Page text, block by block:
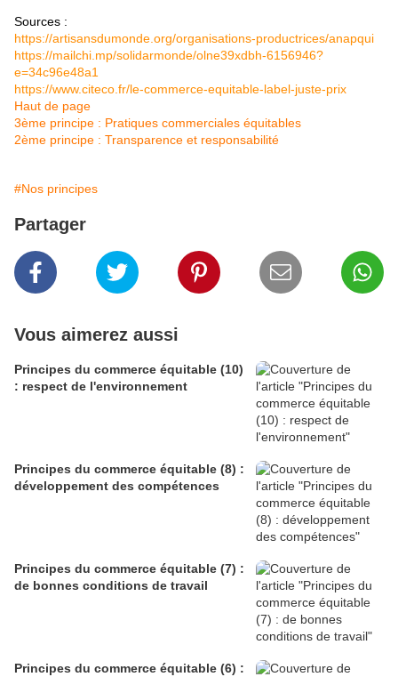
Sources :
https://artisansdumonde.org/organisations-productrices/anapqui
https://mailchi.mp/solidarmonde/olne39xdbh-6156946?
e=34c96e48a1
https://www.citeco.fr/le-commerce-equitable-label-juste-prix
Haut de page
3ème principe : Pratiques commerciales équitables
2ème principe : Transparence et responsabilité
#Nos principes
Partager
Vous aimerez aussi
Principes du commerce équitable (10)
: respect de l'environnement
Principes du commerce équitable (8) :
développement des compétences
Principes du commerce équitable (7) :
de bonnes conditions de travail
Principes du commerce équitable (6) :